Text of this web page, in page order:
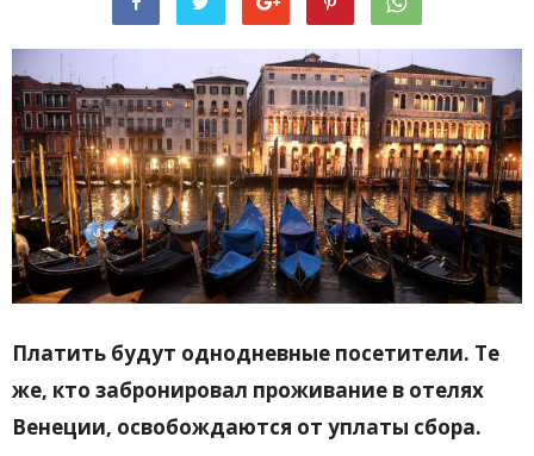
Платить будут однодневные посетители. Те
же, кто забронировал проживание в отелях
Венеции, освобождаются от уплаты сбора.